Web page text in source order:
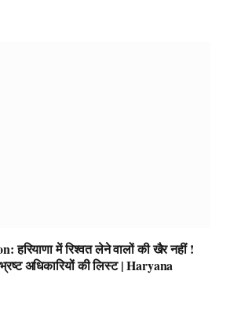
हरियाणा में रिश्वत लेने वालों की खैर नहीं !
अधिकारियों की लिस्ट | Haryana